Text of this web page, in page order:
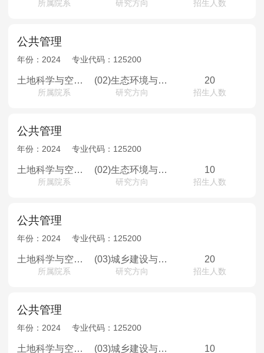
考试真题
报考经验 招生简章
MTA旅游管理
院校库 考试报名 招生政策
考试真题
报考经验 招生简章
所属院系 研究方向 招生人数
公共管理
年份： 2024 专业代码： 125200
土地科学与空间规划学院
所属院系
(02)生态环境与公共政策
研究方向
20
招生人数
公共管理
年份： 2024 专业代码： 125200
土地科学与空间规划学院
所属院系
(02)生态环境与公共政策
研究方向
10
招生人数
公共管理
年份： 2024 专业代码： 125200
土地科学与空间规划学院
所属院系
(03)城乡建设与房地产管理
研究方向
20
招生人数
公共管理
年份： 2024 专业代码： 125200
土地科学与空间规划学院 (03)城乡建设与房地产管理 10